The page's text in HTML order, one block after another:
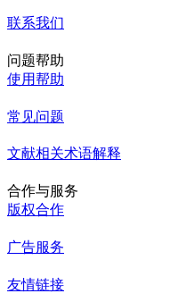
联系我们
问题帮助
使用帮助
常见问题
文献相关术语解释
合作与服务
版权合作
广告服务
友情链接